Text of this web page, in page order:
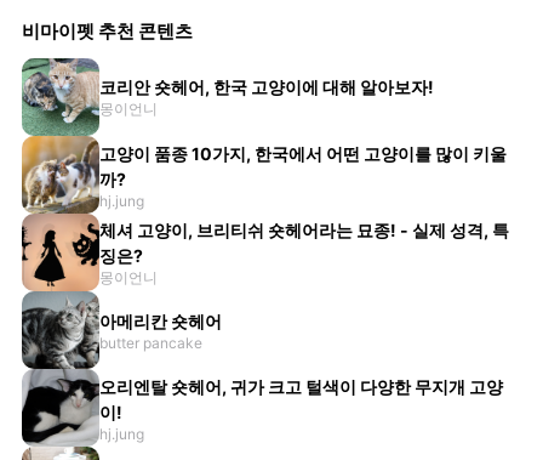
비마이펫 추천 콘텐츠
코리안 숏헤어, 한국 고양이에 대해 알아보자!
몽이언니
고양이 품종 10가지, 한국에서 어떤 고양이를 많이 키울
까?
hj.jung
체셔 고양이, 브리티쉬 숏헤어라는 묘종! - 실제 성격, 특
징은?
몽이언니
아메리칸 숏헤어
butter pancake
오리엔탈 숏헤어, 귀가 크고 털색이 다양한 무지개 고양
이!
hj.jung